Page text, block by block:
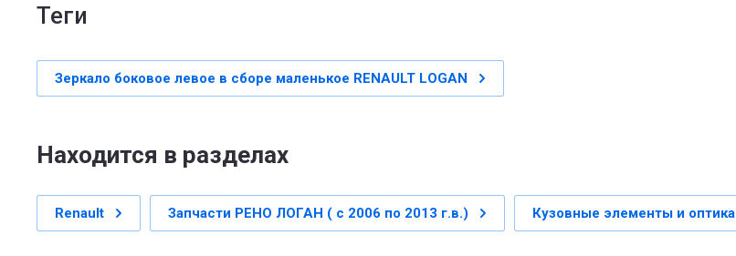
теги
Зеркало боковое левое в сборе маленькое RENAULT LOGAN
Находится в разделах
Renault Запчасти РЕНО ЛОГАН ( с 2006 по 2013 г.в.) Кузовные элементы и оптика